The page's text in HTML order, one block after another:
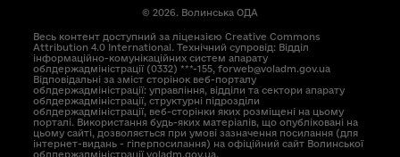
© 2026. Волинська ОДА
Весь контент доступний за ліцензією Creative Commons
Attribution 4.0 International. Технічний супровід: Відділ
інформаційно-комунікаційних систем апарату
облдержадміністрації (0332) ***-155, forweb@voladm.gov.ua
Відповідальні за зміст сторінок веб-порталу
облдержадміністрації: управління, відділи та сектори апарату
облдержадміністрації, структурні підрозділи
облдержадміністрації, веб-сторінки яких розміщені на цьому
порталі. Використання будь-яких матеріалів, що опубліковані на
цьому сайті, дозволяється при умові зазначення посилання (для
інтернет-видань - гіперпосилання) на офіційний сайт Волинської
облдержадміністрації voladm.gov.ua.